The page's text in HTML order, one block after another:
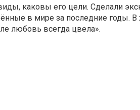
каковы его цели. Сделали
в мире за последние годы. В
любовь всегда цвела».